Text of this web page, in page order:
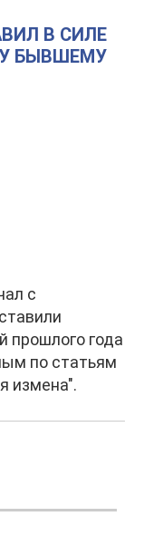
В СИЛЕ
БЫВШЕМУ
с
прошлого года
по статьям
измена".